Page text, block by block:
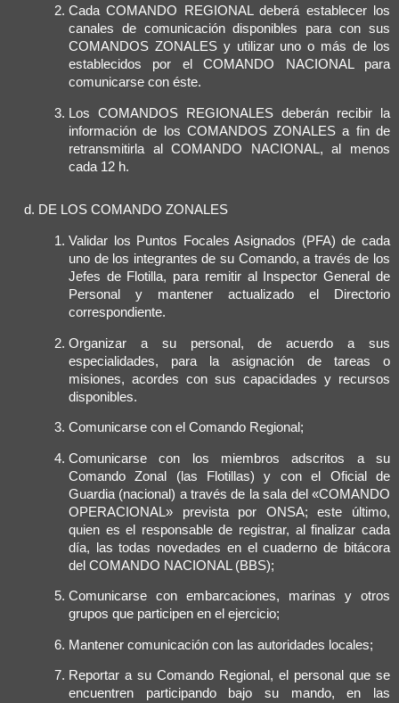
Cada COMANDO REGIONAL deberá establecer los
canales de comunicación disponibles para con sus
COMANDOS ZONALES y utilizar uno o más de los
establecidos por el COMANDO NACIONAL para
comunicarse con éste.
Los COMANDOS REGIONALES deberán recibir la
información de los COMANDOS ZONALES a fin de
retransmitirla al COMANDO NACIONAL, al menos
cada 12 h.
DE LOS COMANDO ZONALES
Validar los Puntos Focales Asignados (PFA) de cada
uno de los integrantes de su Comando, a través de los
Jefes de Flotilla, para remitir al Inspector General de
Personal y mantener actualizado el Directorio
correspondiente.
Organizar a su personal, de acuerdo a sus
especialidades, para la asignación de tareas o
misiones, acordes con sus capacidades y recursos
disponibles.
Comunicarse con el Comando Regional;
Comunicarse con los miembros adscritos a su
Comando Zonal (las Flotillas) y con el Oficial de
Guardia (nacional) a través de la sala del «COMANDO
OPERACIONAL» prevista por ONSA; este último,
quien es el responsable de registrar, al finalizar cada
día, las todas novedades en el cuaderno de bitácora
del COMANDO NACIONAL (BBS);
Comunicarse con embarcaciones, marinas y otros
grupos que participen en el ejercicio;
Mantener comunicación con las autoridades locales;
Reportar a su Comando Regional, el personal que se
encuentren participando bajo su mando, en las